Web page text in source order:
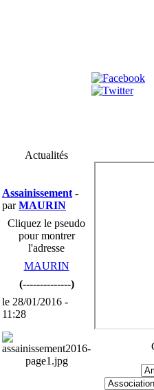
Actualités
Assainissement -
parMAURIN
Cliquez le pseudo
pour montrer
l'adresse
MAURIN
(--------------)
le 28/01/2016 -
11:28